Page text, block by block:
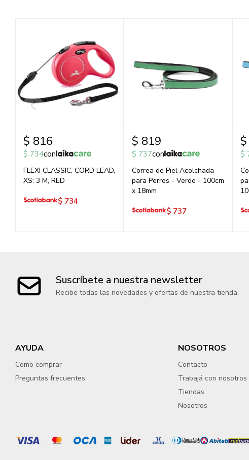
$ 816
$ 734con
FLEXI CLASSIC, CORD LEAD,
XS: 3 M, RED
$ 734
$ 819
$ 737con
Correa de Piel Acolchada
para Perros - Verde - 100cm
x 18mm
$ 737
$
$
Suscríbete a nuestra newsletter
Recibe todas las novedades y ofertas de nuestra tienda.
AYUDA
Como comprar
Preguntas frecuentes
NOSOTROS
Contacto
Trabajá con nosotros
Tiendas
Nosotros